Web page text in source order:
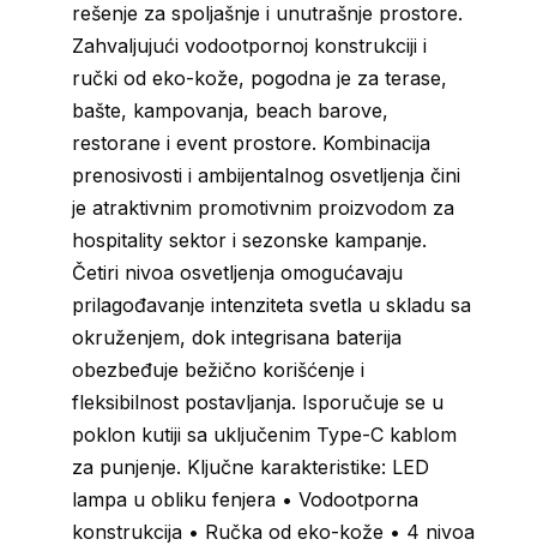
rešenje za spoljašnje i unutrašnje prostore.
Zahvaljujući vodootpornoj konstrukciji i
ručki od eko-kože, pogodna je za terase,
bašte, kampovanja, beach barove,
restorane i event prostore. Kombinacija
prenosivosti i ambijentalnog osvetljenja čini
je atraktivnim promotivnim proizvodom za
hospitality sektor i sezonske kampanje.
Četiri nivoa osvetljenja omogućavaju
prilagođavanje intenziteta svetla u skladu sa
okruženjem, dok integrisana baterija
obezbeđuje bežično korišćenje i
fleksibilnost postavljanja. Isporučuje se u
poklon kutiji sa uključenim Type-C kablom
za punjenje. Ključne karakteristike: LED
lampa u obliku fenjera • Vodootporna
konstrukcija • Ručka od eko-kože • 4 nivoa